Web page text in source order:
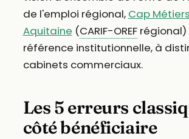
de l'emploi régional, Cap
Aquitaine (CARIF-OREFrégional)
référence institutionnelle, à
cabinets commerciaux.
Les 5 erreurs
côté bénéficiaire